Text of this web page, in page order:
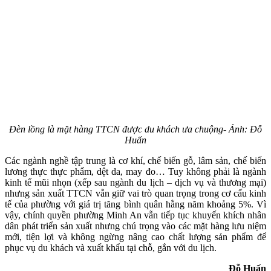
Đèn lồng là mặt hàng TTCN được du khách ưa chuộng- Ảnh: Đỗ
Huấn
Các ngành nghề tập trung là cơ khí, chế biến gỗ, lâm sản, chế biến
lương thực thực phẩm, dệt da, may đo… Tuy không phải là ngành
kinh tế mũi nhọn (xếp sau ngành du lịch – dịch vụ và thương mại)
nhưng sản xuất TTCN vẫn giữ vai trò quan trọng trong cơ cấu kinh
tế của phường với giá trị tăng bình quân hằng năm khoảng 5%. Vì
vậy, chính quyền phường Minh An vẫn tiếp tục khuyến khích nhân
dân phát triển sản xuất nhưng chú trọng vào các mặt hàng lưu niệm
mới, tiện lợi và không ngừng nâng cao chất lượng sản phẩm để
phục vụ du khách và xuất khẩu tại chỗ, gắn với du lịch.
Đỗ Huấn